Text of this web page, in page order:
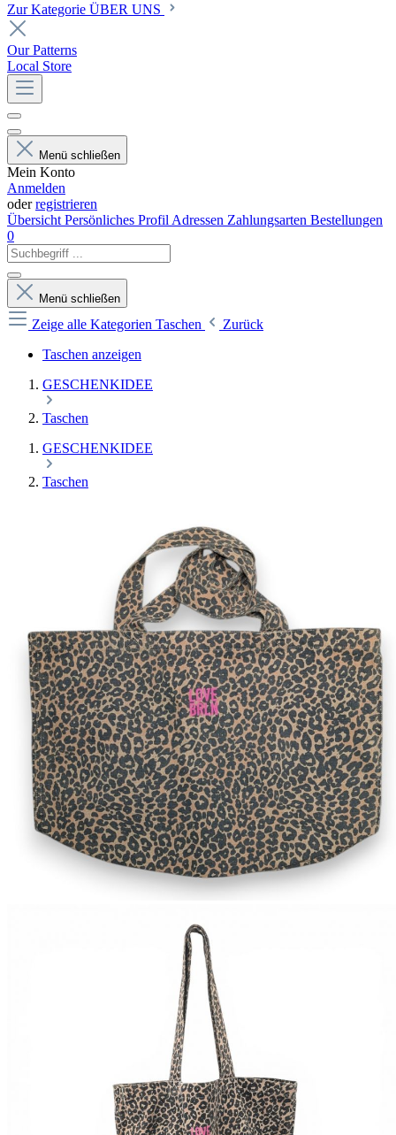
Zur Kategorie ÜBER UNS
Our Patterns
Local Store
Menü schließen
Mein Konto
Anmelden
oderregistrieren
Übersicht Persönliches Profil Adressen Zahlungsarten Bestellungen
0
Menü schließen
Zeige alle Kategorien Taschen
Zurück
Taschen anzeigen
GESCHENKIDEE
Taschen
GESCHENKIDEE
Taschen